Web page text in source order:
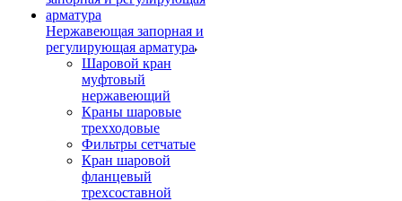
Нержавеющая запорная и
регулирующая арматура
Шаровой кран
муфтовый
нержавеющий
Краны шаровые
трехходовые
Фильтры сетчатые
Кран шаровой
фланцевый
трехсоставной